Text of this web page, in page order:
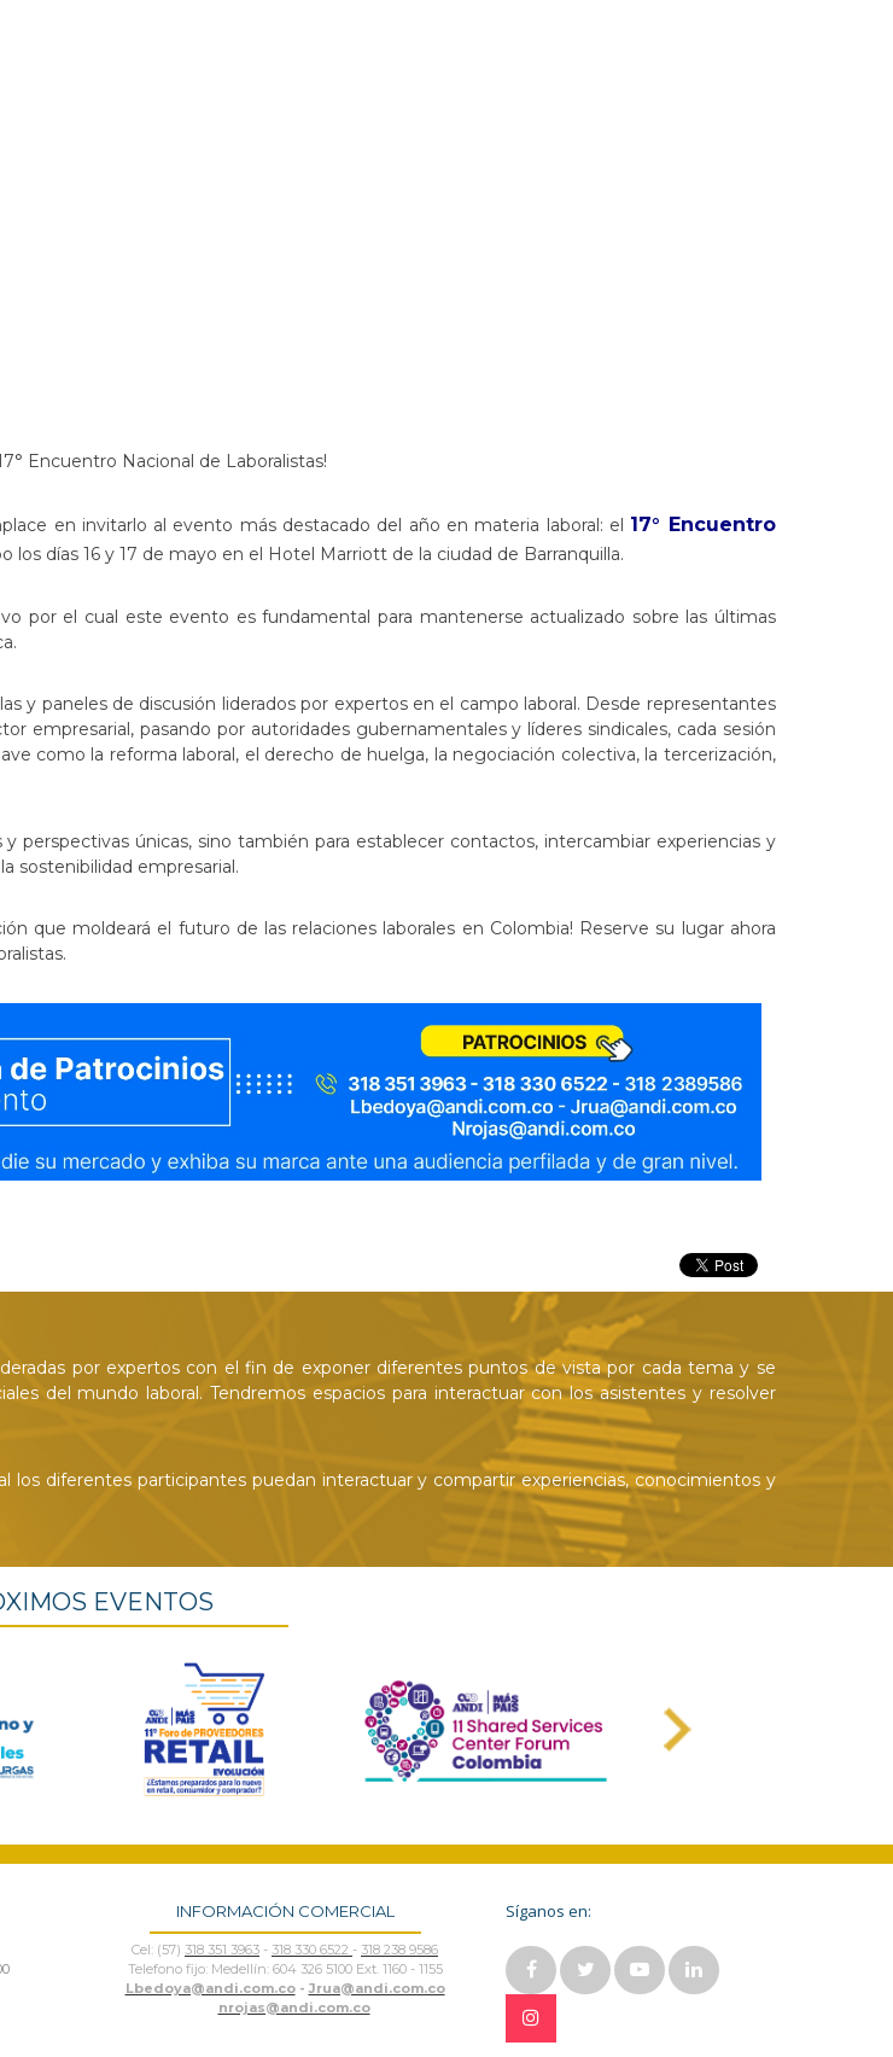
Encuentro Nacional de Laboralistas!
en invitarlo al evento más destacado del año en materia laboral: el 17° Encuentro
los días 16 y 17 de mayo en el Hotel Marriott de la ciudad de Barranquilla.
por el cual este evento es fundamental para mantenerse actualizado sobre las últimas
y paneles de discusión liderados por expertos en el campo laboral. Desde representantes
empresarial, pasando por autoridades gubernamentales y líderes sindicales, cada sesión
como la reforma laboral, el derecho de huelga, la negociación colectiva, la tercerización,
perspectivas únicas, sino también para establecer contactos, intercambiar experiencias y
sostenibilidad empresarial.
que moldeará el futuro de las relaciones laborales en Colombia! Reserve su lugar ahora
por expertos con el fin de exponer diferentes puntos de vista por cada tema y se
del mundo laboral. Tendremos espacios para interactuar con los asistentes y resolver
diferentes participantes puedan interactuar y compartir experiencias, conocimientos y
EVENTOS
Next
INFORMACIÓN COMERCIAL
Cel: (57) 318 351 3963 - 318 330 6522 - 318 238 9586
Telefono fijo: Medellín: 604 326 5100 Ext. 1160 - 1155
Lbedoya@andi.com.co- Jrua@andi.com.co
nrojas@andi.com.co
Síganos en: